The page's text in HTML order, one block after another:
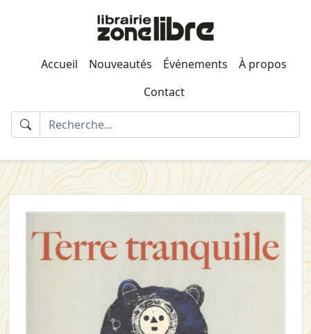
Accueil Nouveautés Événements
À propos
Contact